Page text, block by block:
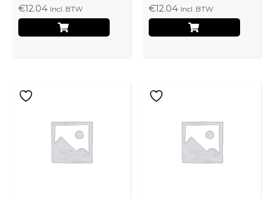
€12.04 Incl. BTW
€12.04 Incl. BTW